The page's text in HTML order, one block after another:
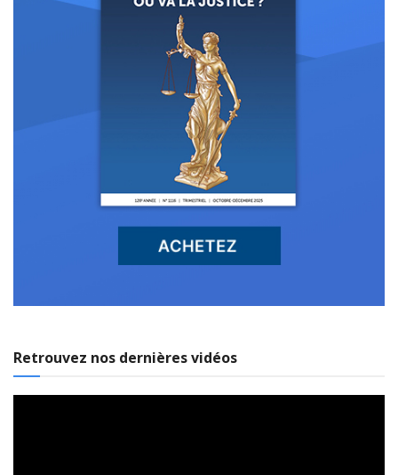
Retrouvez nos dernières vidéos